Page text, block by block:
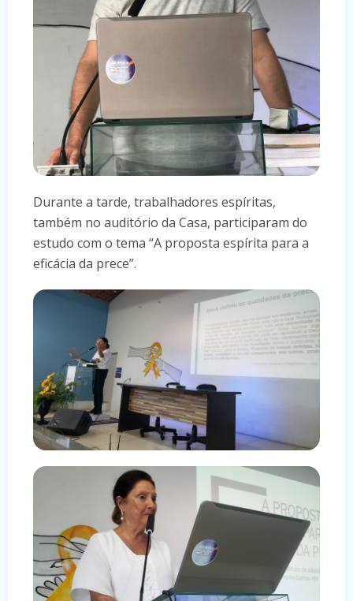
Durante a tarde, trabalhadores espíritas,
também no auditório da Casa, participaram do
estudo com o tema “A proposta espírita para a
eficácia da prece”.